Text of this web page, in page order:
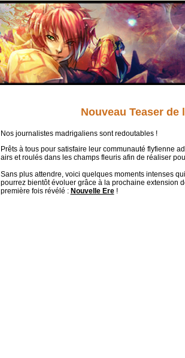
Nouveau Teaser de
Nos journalistes madrigaliens sont redoutables !
Prêts à tous pour satisfaire leur communauté flyfienne
airs et roulés dans les champs fleuris afin de réaliser
Sans plus attendre, voici quelques moments intenses
pourrez bientôt évoluer grâce à la prochaine extension
première fois révélé : Nouvelle Ere!